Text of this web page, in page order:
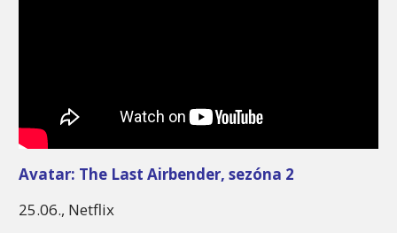
Avatar: The Last Airbender, sezóna 2
25.06., Netflix